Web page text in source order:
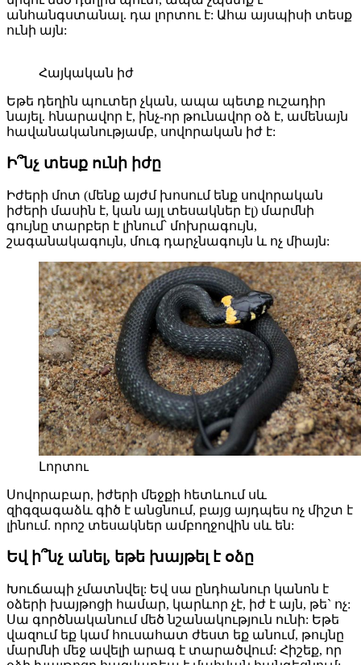
անհանգստանալ. դա լորտու է: Ահա այսպիսի տեսք
ունի այն:
Հայկական իժ
Եթե դեղին պուտեր չկան, ապա պետք ուշադիր
նայել. հնարավոր է, ինչ-որ թունավոր օձ է, ամենայն
հավանականությամբ, սովորական իժ է:
Ի՞նչ տեսք ունի իժը
Իժերի մոտ (մենք այժմ խոսում ենք սովորական
իժերի մասին է, կան այլ տեսակներ էլ) մարմնի
գույնը տարբեր է լինում՝ մոխրագույն,
շագանակագույն, մուգ դարչնագույն և ոչ միայն:
Լորտու
Սովորաբար, իժերի մեջքի հետևում սև
զիգզագաձև գիծ է անցնում, բայց այդպես ոչ միշտ է
լինում. որոշ տեսակներ ամբողջովին սև են:
Եվ ի՞նչ անել, եթե խայթել է օձը
Խուճապի չմատնվել: Եվ սա ընդհանուր կանոն է
օձերի խայթոցի համար, կարևոր չէ, իժ է այն, թե` ոչ:
Սա գործնականում մեծ նշանակություն ունի: Եթե
վազում եք կամ հուսահատ ժեստ եք անում, թույնը
մարմնի մեջ ավելի արագ է տարածվում: Հիշեք, որ